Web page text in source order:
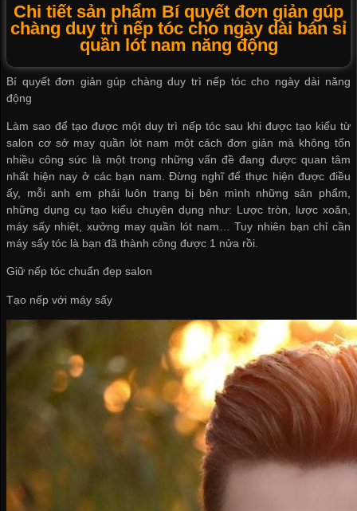
Chi tiết sản phẩm Bí quyết đơn giản gúp
chàng duy trì nếp tóc cho ngày dài bán sỉ
quần lót nam năng động
Bí quyết đơn giản gúp chàng duy trì nếp tóc cho ngày dài năng
động
Làm sao để tạo được một duy trì nếp tóc sau khi được tạo kiểu từ
saloncơ sở may quần lót nam một cách đơn giản mà không tốn
nhiều công sức là một trong những vấn đề đang được quan tâm
nhất hiện nay ở các bạn nam. Đừng nghĩ để thực hiện được điều
ấy, mỗi anh em phải luôn trang bị bên mình những sản phẩm,
những dụng cụ tạo kiểu chuyên dụng như: Lược tròn, lược xoăn,
máy sấy nhiệt,xưởng may quần lót nam … Tuy nhiên bạn chỉ cần
máy sấy tóc là bạn đã thành công được 1 nửa rồi.
Giữ nếp tóc chuẩn đẹp salon
Tạo nếp với máy sấy